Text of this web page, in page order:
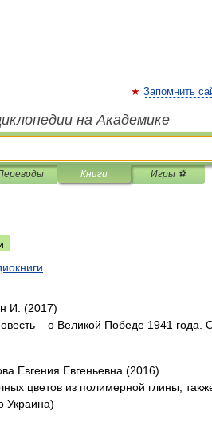
Запомнить
на Академике
Книги Игры ⚽
И. (2017)
– о Великой Победе 1941
Евгения Евгеньевна (2016)
цветов из полимерной глины,
Украина)